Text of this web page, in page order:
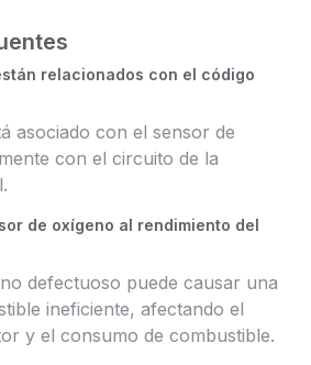
relacionados con el código
asociado con el sensor de
con el circuito de la
de oxígeno al rendimiento del
defectuoso puede causar una
ineficiente, afectando el
y el consumo de combustible.